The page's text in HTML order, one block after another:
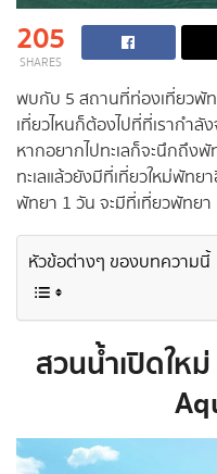
205
SHARES
พบกับ 5 สถานที่ท่องเที่ยวพัท
เที่ยวไหนก็ต้องไปที่ที่เรากำลั
หากอยากไปทะเลก็จะนึกถึง
ทะเลแล้วยังมีที่เที่ยวใหม่พัท
พัทยา 1 วัน จะมีที่เที่ยวพัทยา
หัวข้อต่างๆ ของบทความนี้
สวนน้ำเปิดให